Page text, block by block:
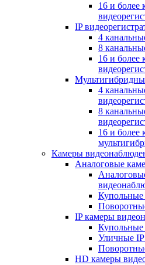
16 и более
IP
4
8
16 и более
4
8
16 и более
Камеры
Аналоговые
Купольные
IP камеры
Купольные
Уличные
HD камеры